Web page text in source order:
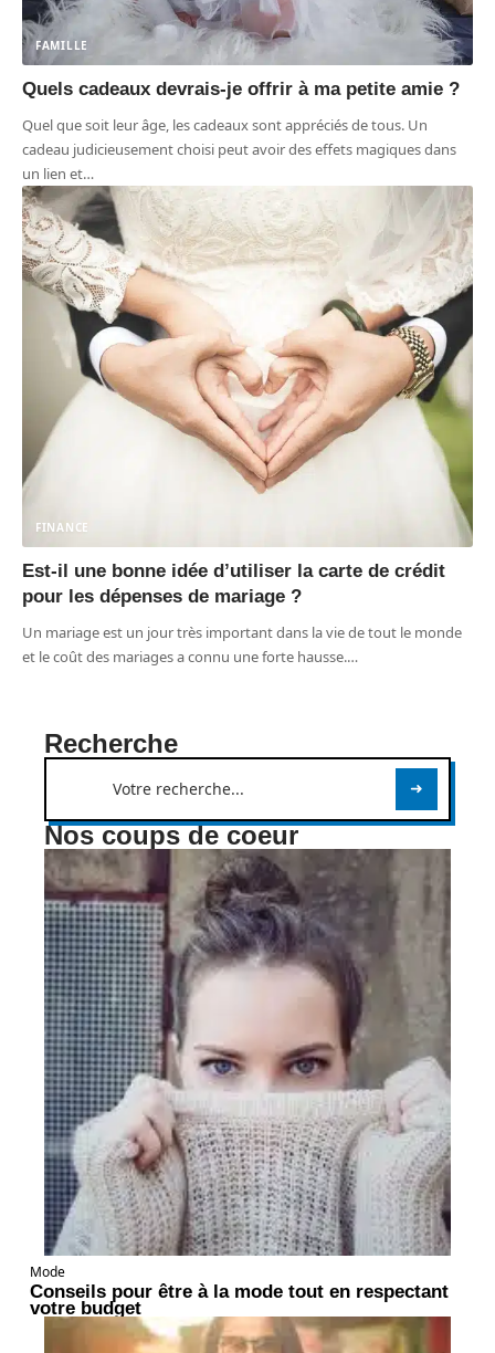
FAMILLE
Quels cadeaux devrais-je offrir à ma petite amie ?
Quel que soit leur âge, les cadeaux sont appréciés de tous. Un
cadeau judicieusement choisi peut avoir des effets magiques dans
un lien et…
FINANCE
Est-il une bonne idée d’utiliser la carte de crédit
pour les dépenses de mariage ?
Un mariage est un jour très important dans la vie de tout le monde
et le coût des mariages a connu une forte hausse.…
Recherche
Nos coups de coeur
Mode
Conseils pour être à la mode tout en respectant
votre budget